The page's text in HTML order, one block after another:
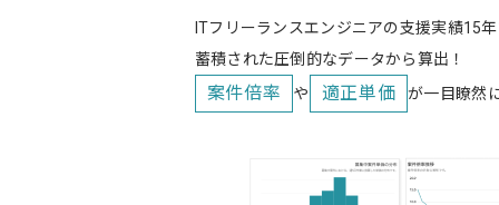
ITフリーランスエンジニアの支援実績15
蓄積された圧倒的なデータから算出！
案件倍率 や 適正単価 が一目瞭然